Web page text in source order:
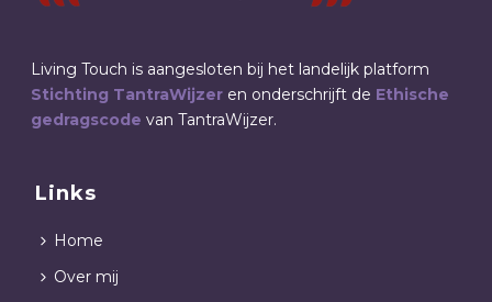
Living Touch is aangesloten bij het landelijk platform
Stichting TantraWijzer en onderschrijft de Ethische
gedragscode van TantraWijzer.
Links
Home
Over mij